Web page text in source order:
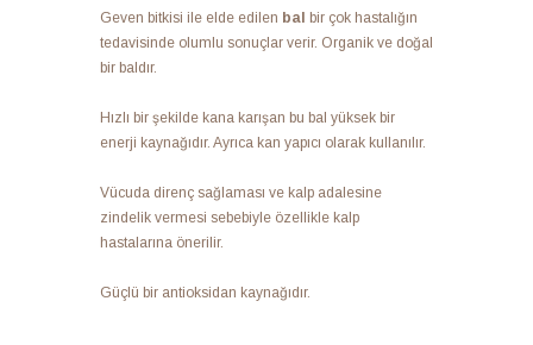
Geven bitkisi ile elde edilen bal bir çok hastalığın
tedavisinde olumlu sonuçlar verir. Organik ve doğal
bir baldır.
Hızlı bir şekilde kana karışan bu bal yüksek bir
enerji kaynağıdır. Ayrıca kan yapıcı olarak kullanılır.
Vücuda direnç sağlaması ve kalp adalesine
zindelik vermesi sebebiyle özellikle kalp
hastalarına önerilir.
Güçlü bir antioksidan kaynağıdır.